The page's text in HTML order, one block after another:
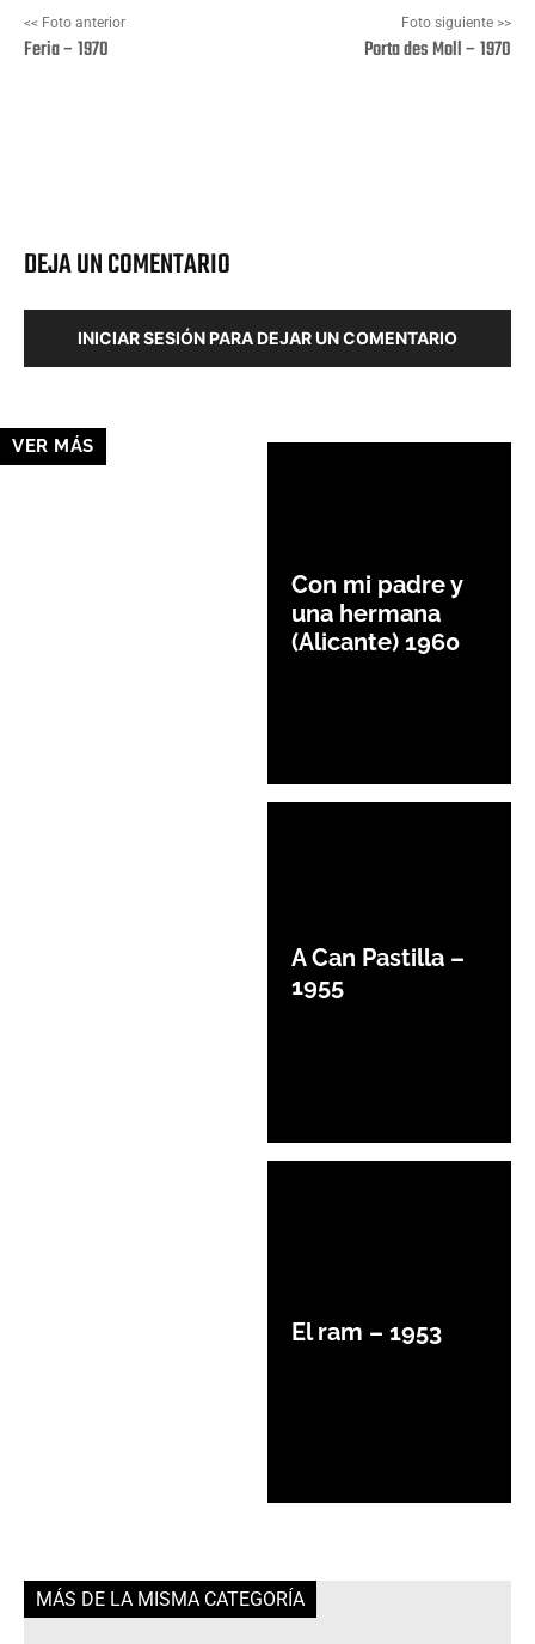
<< Foto anterior
Feria – 1970
Foto siguiente >>
Porta des Moll – 1970
DEJA UN COMENTARIO
INICIAR SESIÓN PARA DEJAR UN COMENTARIO
VER MÁS
Con mi padre y
una hermana
(Alicante) 1960
A Can Pastilla –
1955
El ram – 1953
MÁS DE LA MISMA CATEGORÍA